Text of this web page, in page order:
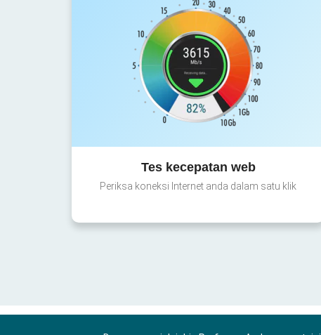
Tes kecepatan web
Periksa koneksi Internet anda dalam satu klik